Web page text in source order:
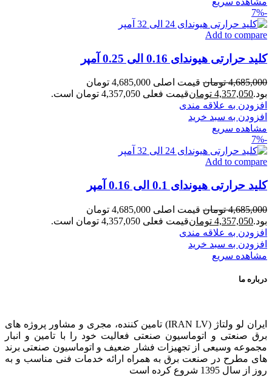
-7%
Add to compare
کلید حرارتی هیوندای 0.16 الی 0.25 آمپر
4,685,000 تومان
قیمت اصلی 4,685,000 تومان
بود.4,357,050 تومانقیمت فعلی 4,357,050 تومان است.
افزودن به علاقه مندی
افزودن به سبد خرید
مشاهده سریع
-7%
Add to compare
کلید حرارتی هیوندای 0.1 الی 0.16 آمپر
4,685,000 تومان
قیمت اصلی 4,685,000 تومان
بود.4,357,050 تومانقیمت فعلی 4,357,050 تومان است.
افزودن به علاقه مندی
افزودن به سبد خرید
مشاهده سریع
درباره ما
ایران لو ولتاژ (IRAN LV) تامین کننده، مجری و مشاور پروژه های
برق صنعتی و اتوماسیون صنعتی فعالیت خود را با تامین و انبار
مجموعه وسیعی از تجهیزات فشار ضعیف و اتوماسیون صنعتی برند
های مطرح در صنعت برق به همراه ارائه خدمات فنی مناسب و به
روز از سال 1395 شروع کرده است